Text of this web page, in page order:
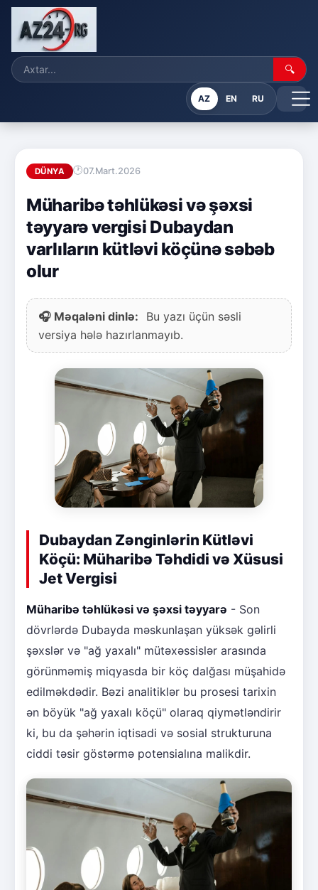
🔍
AZ EN RU
DÜNYA 07.Mart.2026
Müharibə təhlükəsi və şəxsi
təyyarə vergisi Dubaydan
varlıların kütləvi köçünə səbəb
olur
🎧 Məqaləni dinlə:
Bu yazı üçün səsli
versiya hələ hazırlanmayıb.
Dubaydan Zənginlərin Kütləvi
Köçü: Müharibə Təhdidi və Xüsusi
Jet Vergisi
Müharibə təhlükəsi və şəxsi təyyarə - Son
dövrlərdə Dubayda məskunlaşan yüksək gəlirli
şəxslər və "ağ yaxalı" mütəxəssislər arasında
görünməmiş miqyasda bir köç dalğası müşahidə
edilməkdədir. Bəzi analitiklər bu prosesi tarixin
ən böyük "ağ yaxalı köçü" olaraq qiymətləndirir
ki, bu da şəhərin iqtisadi və sosial strukturuna
ciddi təsir göstərmə potensialına malikdir.